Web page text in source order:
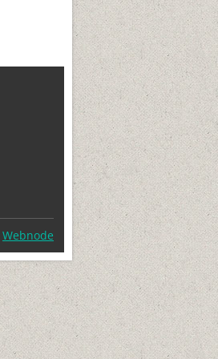
Webnode